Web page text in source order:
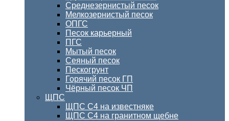
Среднезернистый песок
Мелкозернистый песок
ОПГС
Песок карьерный
ПГС
Мытый песок
Сеяный песок
Пескогрунт
Горячий песок ГП
Чёрный песок ЧП
ЩПС
ЩПС С4 на известняке
ЩПС С4 на гранитном щебне